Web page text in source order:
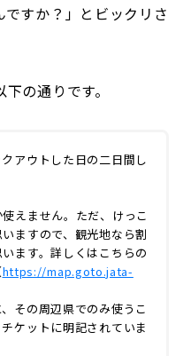
すか？」とビックリさ
の通りです。
アウトした日の二日間し
えません。ただ、けっこ
ますので、観光地なら割
ます。詳しくはこちらの
https://map.goto.jata-
その周辺県でのみ使うこ
ケットに明記されていま